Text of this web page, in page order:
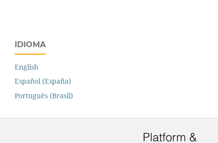
IDIOMA
English
Español (España)
Português (Brasil)